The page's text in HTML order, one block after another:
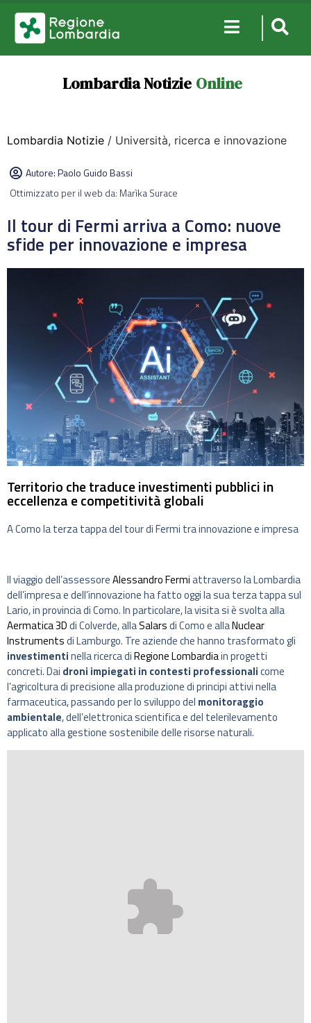
Lombardia Notizie Online
Lombardia Notizie / Università, ricerca e innovazione
Autore:Paolo Guido Bassi
Ottimizzato per il web da: Marìka Surace
Il tour di Fermi arriva a Como: nuove
sfide per innovazione e impresa
Territorio che traduce investimenti pubblici in
eccellenza e competitività globali
A Como la terza tappa del tour di Fermi tra innovazione e impresa
Il viaggio dell’assessoreAlessandro Fermiattraverso la Lombardia
dell’impresa e dell’innovazione ha fatto oggi la sua terza tappa sul
Lario, in provincia di Como. In particolare, la visita si è svolta alla
Aermatica 3Ddi Colverde, allaSalarsdi Como e allaNuclear
Instrumentsdi Lamburgo. Tre aziende che hanno trasformato gli
investimentinella ricerca diRegione Lombardiain progetti
concreti. Dai droni impiegati in contesti professionalicome
l’agricoltura di precisione alla produzione di principi attivi nella
farmaceutica, passando per lo sviluppo del monitoraggio
ambientale, dell’elettronica scientifica e del telerilevamento
applicato alla gestione sostenibile delle risorse naturali.